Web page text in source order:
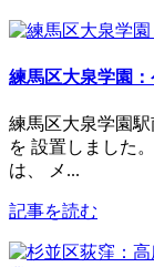
練馬区大泉学園
練馬区大泉学園
を 設置しました
は、 メ...
記事を読む